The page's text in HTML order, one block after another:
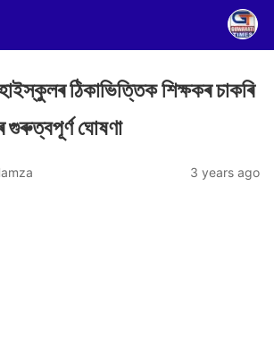
ঠিকাভিত্তিক শিক্ষকৰ চাকৰি
গুৰুত্বপূৰ্ণ ঘোষণা
3 years ago